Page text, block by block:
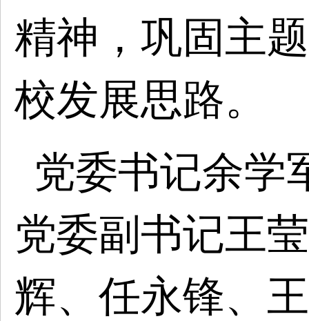
精神，巩固主
校发展思路。
党委书记余学
党委副书记王
辉、任永锋、